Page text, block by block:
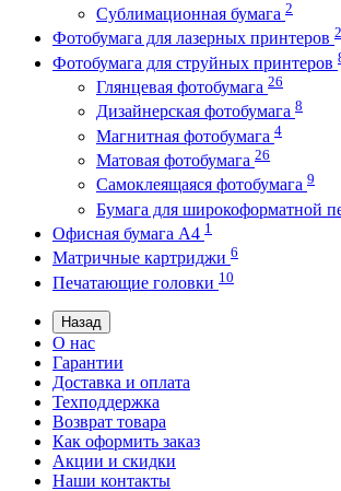
Сублимационная бумага 2
Фотобумага для лазерных принтеров 2
Фотобумага для струйных принтеров
Глянцевая фотобумага 26
Дизайнерская фотобумага 8
Магнитная фотобумага 4
Матовая фотобумага 26
Самоклеящаяся фотобумага 9
Бумага для широкоформатной
Офисная бумага А4 1
Матричные картриджи 6
Печатающие головки 10
Назад
О нас
Гарантии
Доставка и оплата
Техподдержка
Возврат товара
Как оформить заказ
Акции и скидки
Наши контакты